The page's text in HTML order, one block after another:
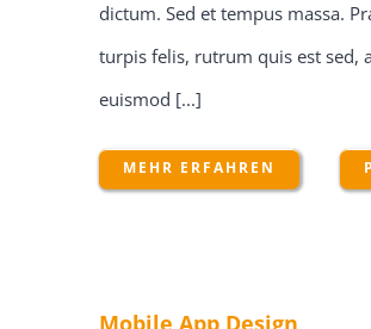
dictum. Sed et tempus massa.
turpis felis, rutrum quis est sed,
euismod [...]
MEHR ERFAHREN
Mobile App Design